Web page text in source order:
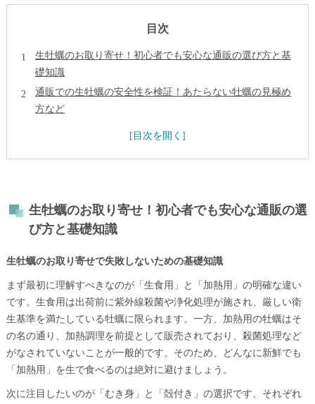
目次
生牡蠣のお取り寄せ！初心者でも安心な通販の選び方と基
礎知識
通販での生牡蠣の安全性を検証！あたらない牡蠣の見極め
方など
まとめ
よくある質問
生牡蠣のお取り寄せ！初心者でも安心な通販の選
び方と基礎知識
生牡蠣のお取り寄せで失敗しないための基礎知識
まず最初に理解すべきなのが「生食用」と「加熱用」の明確な違い
です。生食用は出荷前に紫外線殺菌や浄化処理が施され、厳しい衛
生基準を満たしている牡蠣に限られます。一方、加熱用の牡蠣はそ
の名の通り、加熱調理を前提として販売されており、殺菌処理など
がなされていないことが一般的です。そのため、どんなに新鮮でも
「加熱用」を生で食べるのは絶対に避けましょう。
次に注目したいのが「むき身」と「殻付き」の選択です。それぞれ